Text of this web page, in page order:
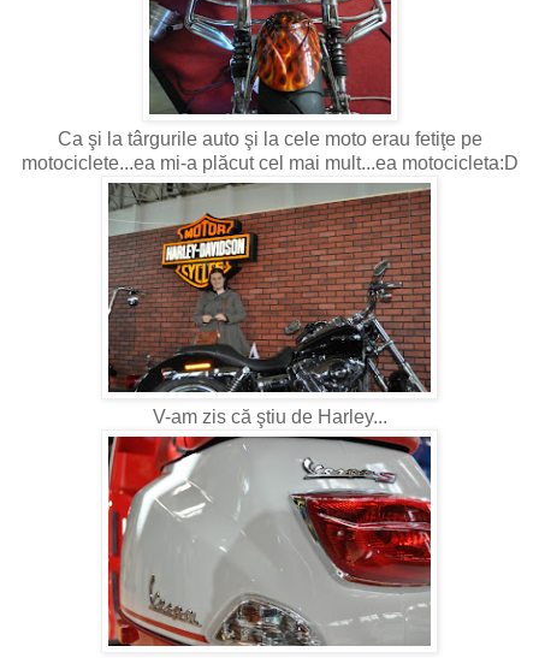
Ca şi la târgurile auto şi la cele moto erau fetiţe pe
motociclete...ea mi-a plăcut cel mai mult...ea motocicleta:D
V-am zis că ştiu de Harley...